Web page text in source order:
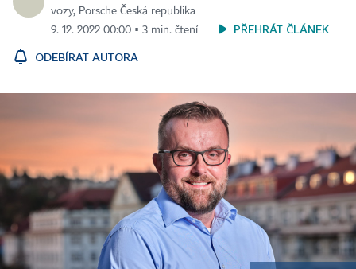
vozy, Porsche Česká republika
9. 12. 2022 00:00 ▪ 3 min. čtení
PŘEHRÁT ČLÁNEK
ODEBÍRAT AUTORA